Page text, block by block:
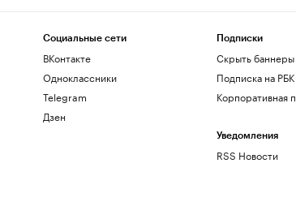
Социальные сети
ВКонтакте
Одноклассники
Telegram
Дзен
Подписки
Скрыть баннеры
Подписка на РБК
Корпоративная
Уведомления
RSS Новости